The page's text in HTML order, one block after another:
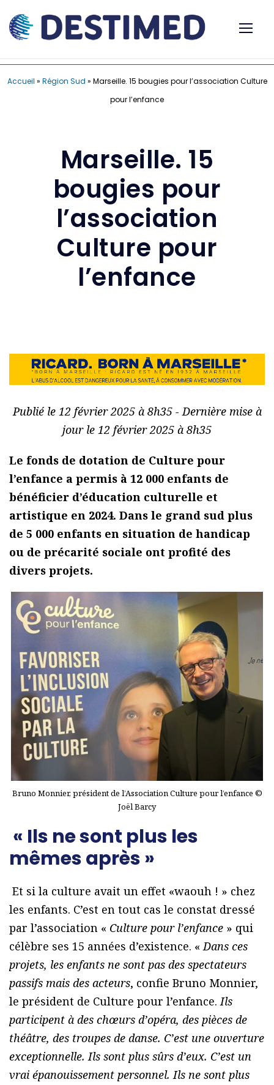
Accueil » Région Sud » Marseille. 15 bougies pour l’association Culture
pour l’enfance
Marseille. 15
bougies pour
l’association
Culture pour
l’enfance
Publié le 12 février 2025 à 8h35 - Dernière mise à
jour le 12 février 2025 à 8h35
Le fonds de dotation de Culture pour
l’enfance a permis à 12 000 enfants de
bénéficier d’éducation culturelle et
artistique en 2024. Dans le grand sud plus
de 5 000 enfants en situation de handicap
ou de précarité sociale ont profité des
divers projets.
Bruno Monnier, président de l’Association Culture pour l’enfance ©
Joël Barcy
« Ils ne sont plus les
mêmes après »
Et si la culture avait un effet «waouh ! » chez
les enfants. C’est en tout cas le constat dressé
par l’association « Culture pour l’enfance » qui
célèbre ses 15 années d’existence. « Dans ces
projets, les enfants ne sont pas des spectateurs
passifs mais des acteurs, confie Bruno Monnier,
le président de Culture pour l’enfance.Ils
participent à des chœurs d’opéra, des pièces de
théâtre, des troupes de danse. C’est une ouverture
exceptionnelle. Ils sont plus sûrs d’eux. C’est un
vrai épanouissement personnel. Ils ne sont plus